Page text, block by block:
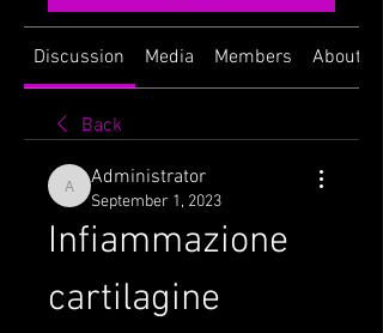
Discussion Media Members About
Back
Administrator
Administrator
September 1, 2023
Infiammazione
cartilagine